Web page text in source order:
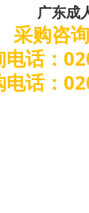
广东成
采购咨
电话：
电话：